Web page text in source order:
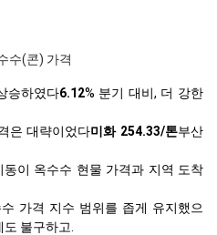
수(콘) 가격
승하였다6.12% 분기 대비, 더 강한
은 대략이었다미화 254.33/톤부산
이 옥수수 현물 가격과 지역 도착
가격 지수 범위를 좁게 유지했으
불구하고.